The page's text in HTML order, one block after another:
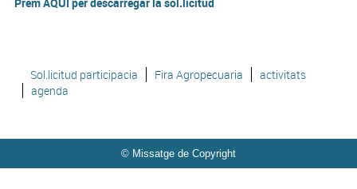
Sol.licitud participacia Fira Agropecuaria
activitats
agenda
© Missatge de Copyright